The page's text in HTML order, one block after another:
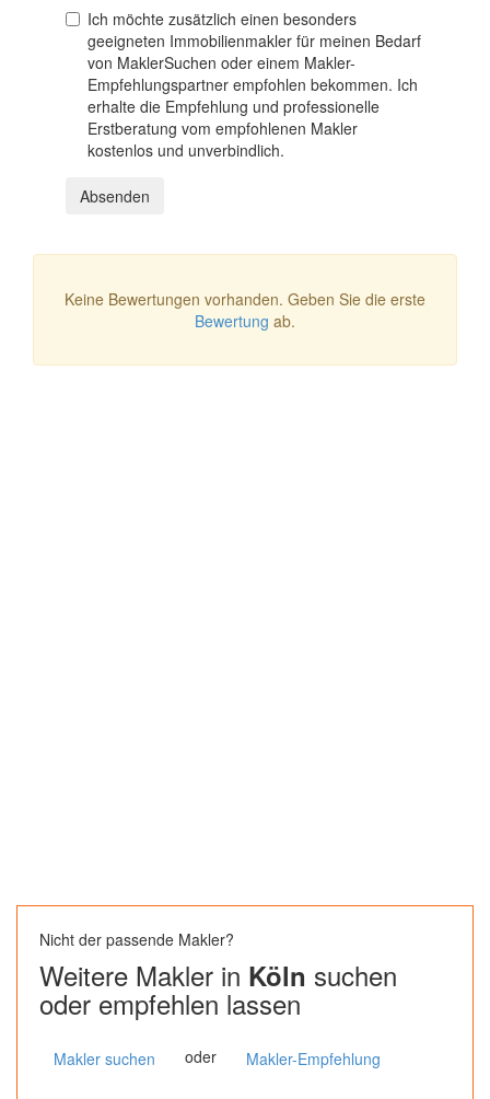
Ich möchte zusätzlich einen besonders
geeigneten Immobilienmakler für meinen Bedarf
von MaklerSuchen oder einem Makler-
Empfehlungspartner empfohlen bekommen. Ich
erhalte die Empfehlung und professionelle
Erstberatung vom empfohlenen Makler
kostenlos und unverbindlich.
Absenden
Keine Bewertungen vorhanden. Geben Sie die erste
Bewertung ab.
Nicht der passende Makler?
Weitere Makler in Köln suchen
oder empfehlen lassen
Makler suchen oder Makler-Empfehlung